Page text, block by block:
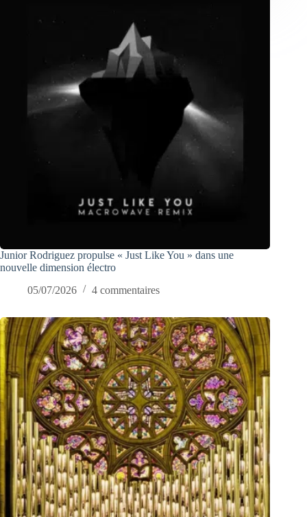
Junior Rodriguez propulse « Just Like You » dans une
nouvelle dimension électro
05/07/2026
4 commentaires